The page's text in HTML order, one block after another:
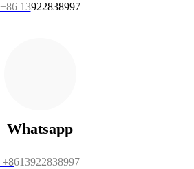
+86 13922838997
Whatsapp
+8613922838997